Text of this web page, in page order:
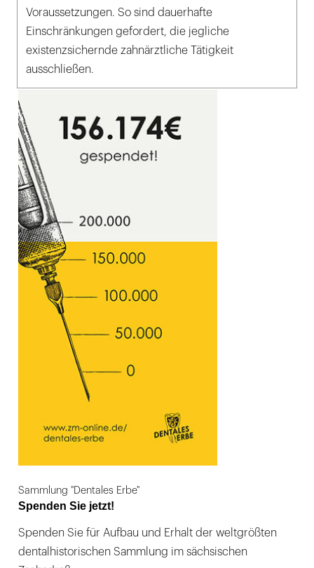
Voraussetzungen. So sind dauerhafte
Einschränkungen gefordert, die jegliche
existenzsichernde zahnärztliche Tätigkeit
ausschließen.
Sammlung "Dentales Erbe"
Spenden Sie jetzt!
Spenden Sie für Aufbau und Erhalt der weltgrößten
dentalhistorischen Sammlung im sächsischen